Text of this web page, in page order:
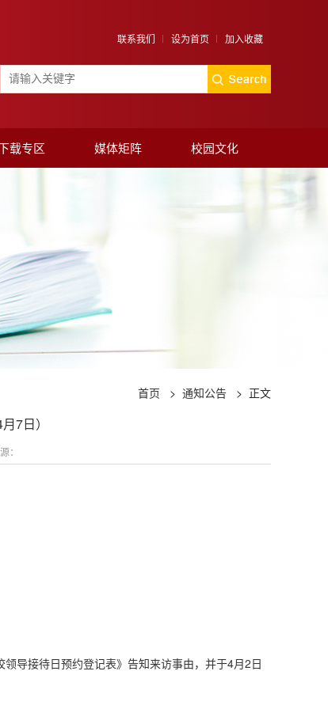
联系我们 设为首页 加入收藏
载专区 媒体矩阵 校园文化
首页 > 通知公告 > 正文
7日）
导接待日预约登记表》告知来访事由，并于4月2日